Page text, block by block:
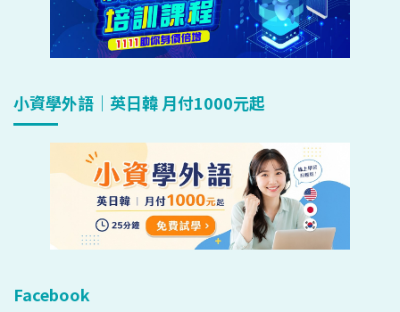
小資學外語｜英日韓 月付1000元起
Facebook